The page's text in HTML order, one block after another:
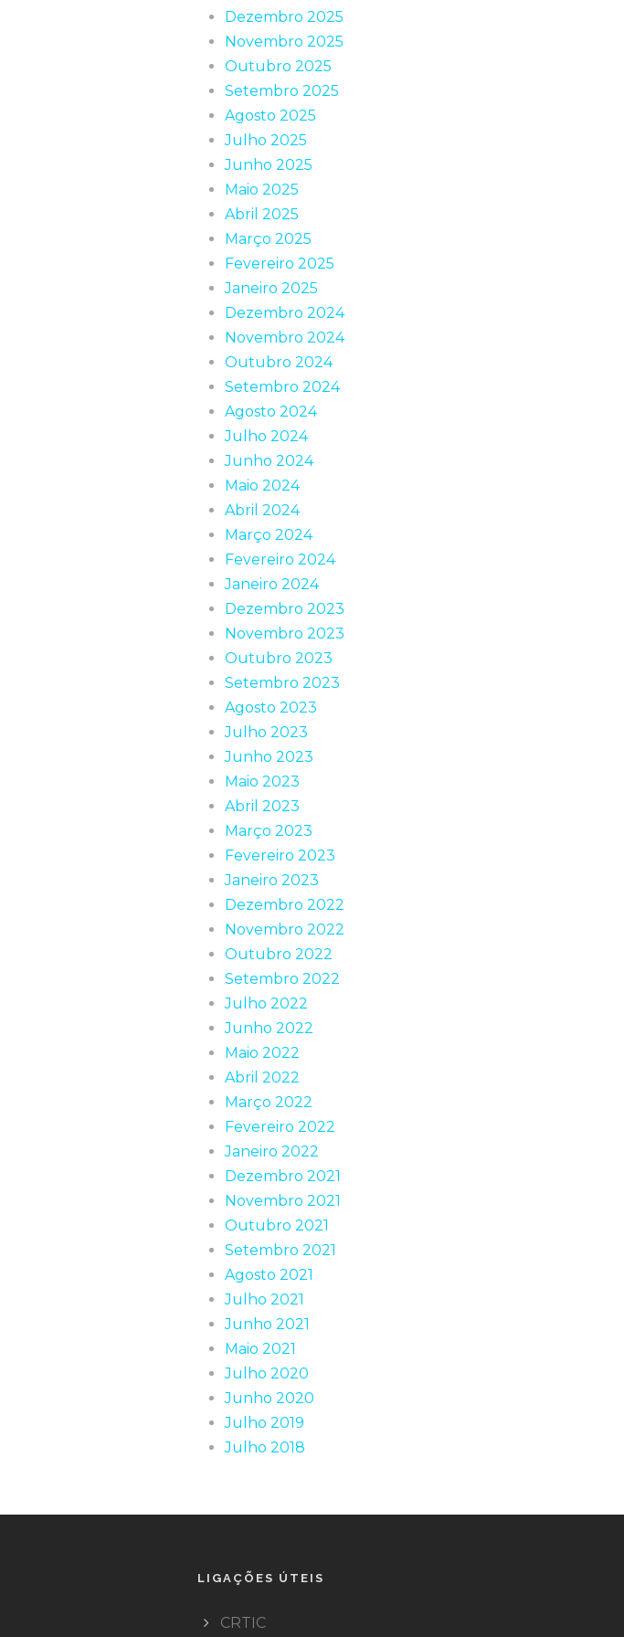
Dezembro 2025
Novembro 2025
Outubro 2025
Setembro 2025
Agosto 2025
Julho 2025
Junho 2025
Maio 2025
Abril 2025
Março 2025
Fevereiro 2025
Janeiro 2025
Dezembro 2024
Novembro 2024
Outubro 2024
Setembro 2024
Agosto 2024
Julho 2024
Junho 2024
Maio 2024
Abril 2024
Março 2024
Fevereiro 2024
Janeiro 2024
Dezembro 2023
Novembro 2023
Outubro 2023
Setembro 2023
Agosto 2023
Julho 2023
Junho 2023
Maio 2023
Abril 2023
Março 2023
Fevereiro 2023
Janeiro 2023
Dezembro 2022
Novembro 2022
Outubro 2022
Setembro 2022
Julho 2022
Junho 2022
Maio 2022
Abril 2022
Março 2022
Fevereiro 2022
Janeiro 2022
Dezembro 2021
Novembro 2021
Outubro 2021
Setembro 2021
Agosto 2021
Julho 2021
Junho 2021
Maio 2021
Julho 2020
Junho 2020
Julho 2019
Julho 2018
LIGAÇÕES ÚTEIS
CRTIC